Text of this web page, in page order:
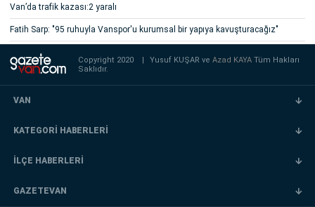
Van’da trafik kazası:2 yaralı
Fatih Sarp: "95 ruhuyla Vanspor'u kurumsal bir yapıya kavuşturacağız"
Copyright 2020 | Yusuf KUŞAR veAzad KAYATüm Hakları
Saklıdır.
VAN
KATEGORİ HABERLERİ
İLÇE HABERLERİ
GAZETEVAN